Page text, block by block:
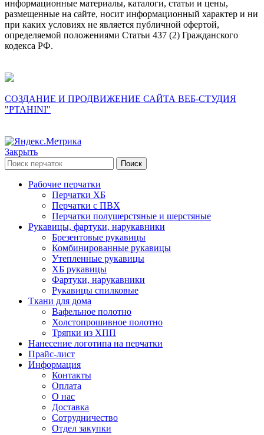
информационные материалы, каталоги, статьи и цены,
размещенные на сайте, носит информационный характер и ни
при каких условиях не является публичной офертой,
определяемой положениями Статьи 437 (2) Гражданского
кодекса РФ.
СОЗДАНИЕ И ПРОДВИЖЕНИЕ САЙТА ВЕБ-СТУДИЯ
"PTAHINI"
Закрыть
Поиск
Рабочие перчатки
Перчатки ХБ
Перчатки с ПВХ
Перчатки полушерстяные и шерстяные
Рукавицы, фартуки, нарукавники
Брезентовые рукавицы
Комбинированные рукавицы
Утепленные рукавицы
ХБ рукавицы
Фартуки, нарукавники
Рукавицы спилковые
Ткани для дома
Вафельное полотно
Холстопрошивное полотно
Тряпки из ХПП
Нанесение логотипа на перчатки
Прайс-лист
Информация
Контакты
Оплата
О нас
Доставка
Сотрудничество
Отдел закупки